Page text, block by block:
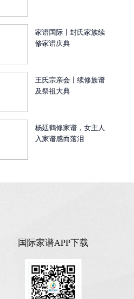
家谱国际丨封氏家族续
修家谱庆典
王氏宗亲会丨续修族谱
及祭祖大典
杨廷鹤修家谱，女主人
入家谱感而落泪
国际家谱APP下载